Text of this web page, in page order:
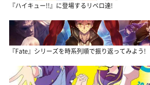
『ハイキュー!!』に登場するリベロ達!
『Fate』シリーズを時系列順で振り返ってみよう!